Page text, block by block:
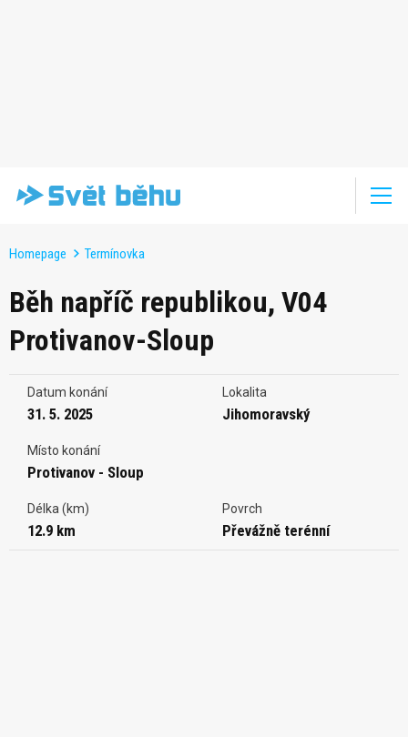
Homepage Termínovka
Běh napříč republikou, V04
Protivanov-Sloup
Datum konání
31. 5. 2025
Lokalita
Jihomoravský
Místo konání
Protivanov - Sloup
Délka (km)
12.9 km
Povrch
Převážně terénní